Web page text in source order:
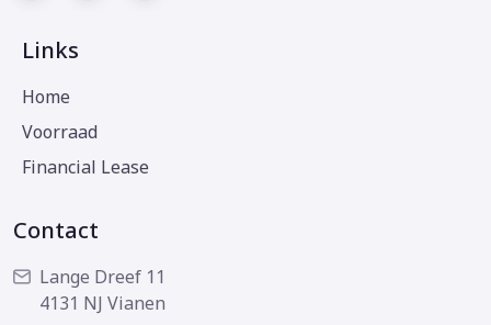
Links
Home
Voorraad
Financial Lease
Contact
Lange Dreef 11
4131 NJ Vianen